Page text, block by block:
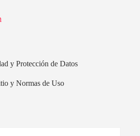
y Protección de Datos
y Normas de Uso